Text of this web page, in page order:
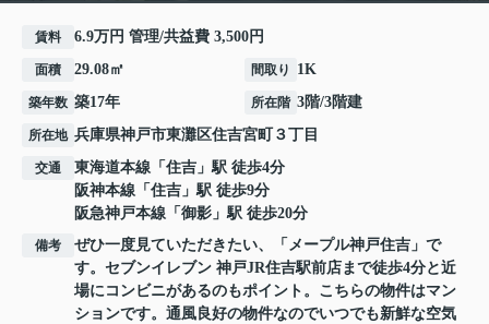
賃料 6.9万円 管理/共益費 3,500円
面積 29.08㎡ 間取り 1K
築年数 築17年 所在階 3階/3階建
所在地 兵庫県神戸市東灘区住吉宮町 ３丁目
交通 東海道本線 「 住吉 」駅 徒歩4分
阪神本線 「 住吉 」駅 徒歩9分
阪急神戸本線 「 御影 」駅 徒歩20分
備考
ぜひ一度見ていただきたい、「メープル神戸住吉」で
す。セブンイレブン 神戸JR住吉駅前店まで徒歩4分と近
場にコンビニがあるのもポイント。こちらの物件はマン
ションです。通風良好の物件なのでいつでも新鮮な空気